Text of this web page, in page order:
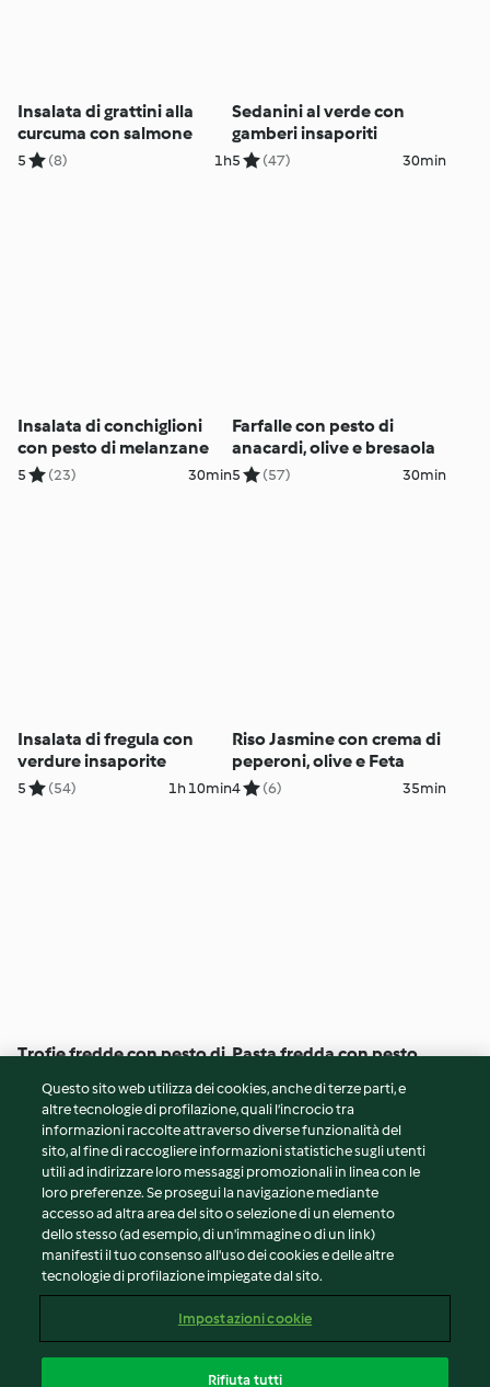
Insalata di grattini alla
curcuma con salmone
5 (8) 1h
Sedanini al verde con
gamberi insaporiti
5 (47) 30min
Insalata di conchiglioni
con pesto di melanzane
5 (23) 30min
Farfalle con pesto di
anacardi, olive e bresaola
5 (57) 30min
Insalata di fregula con
verdure insaporite
5 (54) 1h 10min
Riso Jasmine con crema di
peperoni, olive e Feta
4 (6) 35min
Trofie fredde con pesto di
(20) 30min
Pasta fredda con pesto
tonno e pomodorini
4 (35)
© Copyright 2026
Termini del servizio
Informativa sulla privacy
Avvertenze generali
Note legali
Contenuto del rapporto
Questo sito web utilizza dei cookies, anche di terze parti, e
altre tecnologie di profilazione, quali l’incrocio tra
informazioni raccolte attraverso diverse funzionalità del
sito, al fine di raccogliere informazioni statistiche sugli utenti
utili ad indirizzare loro messaggi promozionali in linea con le
loro preferenze. Se prosegui la navigazione mediante
accesso ad altra area del sito o selezione di un elemento
dello stesso (ad esempio, di un'immagine o di un link)
manifesti il tuo consenso all'uso dei cookies e delle altre
tecnologie di profilazione impiegate dal sito.
Impostazioni cookie
Rifiuta tutti